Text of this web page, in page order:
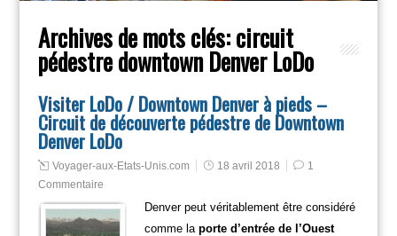
Archives de mots clés:circuit
pédestre downtown Denver LoDo
Visiter LoDo / Downtown Denver à pieds –
Circuit de découverte pédestre de Downtown
Denver LoDo
Voyager-aux-Etats-Unis.com 18 avril 2018
1
Commentaire
Denver peut véritablement être considéré
comme la porte d’entrée de l’Ouest